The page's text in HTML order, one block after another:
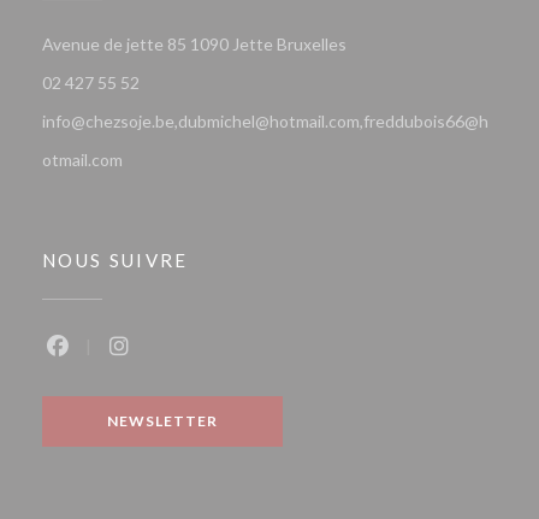
Avenue de jette 85 1090 Jette Bruxelles
02 427 55 52
info@chezsoje.be,dubmichel@hotmail.com,freddubois66@h
otmail.com
NOUS SUIVRE
NEWSLETTER